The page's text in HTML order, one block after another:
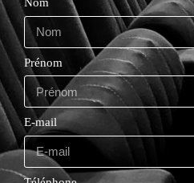
Prénom
E-mail